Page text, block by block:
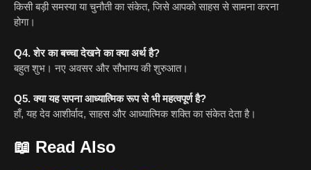
किसी बड़ी समस्या या चुनौती का संकेत, जिसे आपको साहस से सामना करना
होगा।
Q4. शेर का बच्चा देखने का क्या अर्थ है?
बहुत शुभ। नए अवसर और सौभाग्य की शुरुआत।
Q5. क्या यह सपना आध्यात्मिक रूप से भी महत्वपूर्ण है?
हाँ, यह देव आशीर्वाद, साहस और आध्यात्मिक शक्ति का संकेत देता है।
📖 Read Also